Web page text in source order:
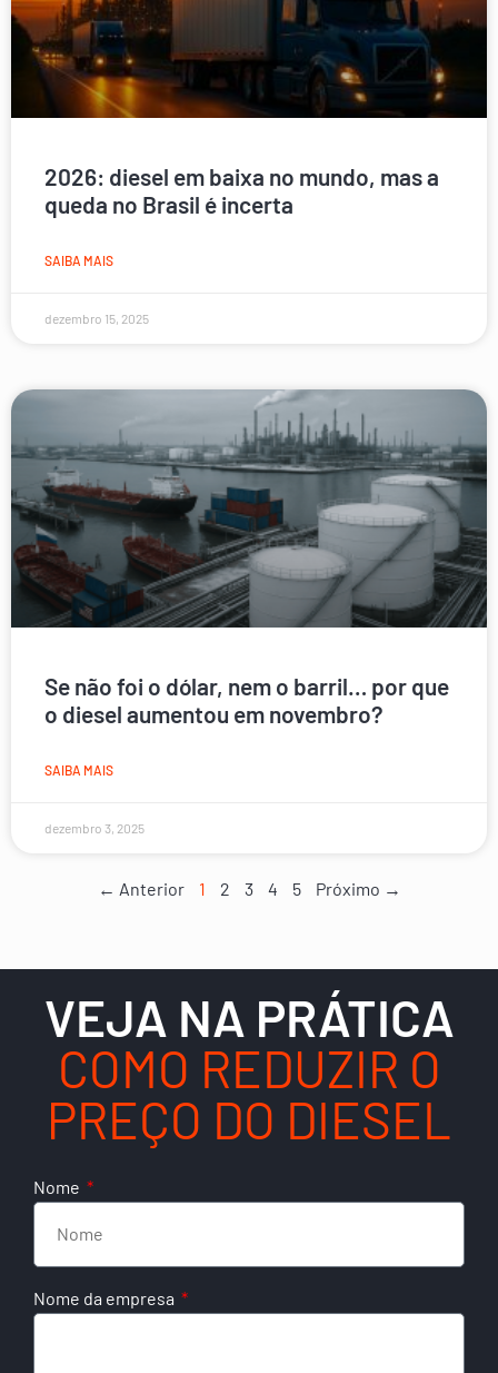
2026: diesel em baixa no mundo, mas a
queda no Brasil é incerta
SAIBA MAIS
dezembro 15, 2025
Se não foi o dólar, nem o barril… por que
o diesel aumentou em novembro?
SAIBA MAIS
dezembro 3, 2025
← Anterior 1 2 3 4 5 Próximo →
VEJA NA PRÁTICA
COMO REDUZIR O
PREÇO DO DIESEL
Nome
Nome da empresa